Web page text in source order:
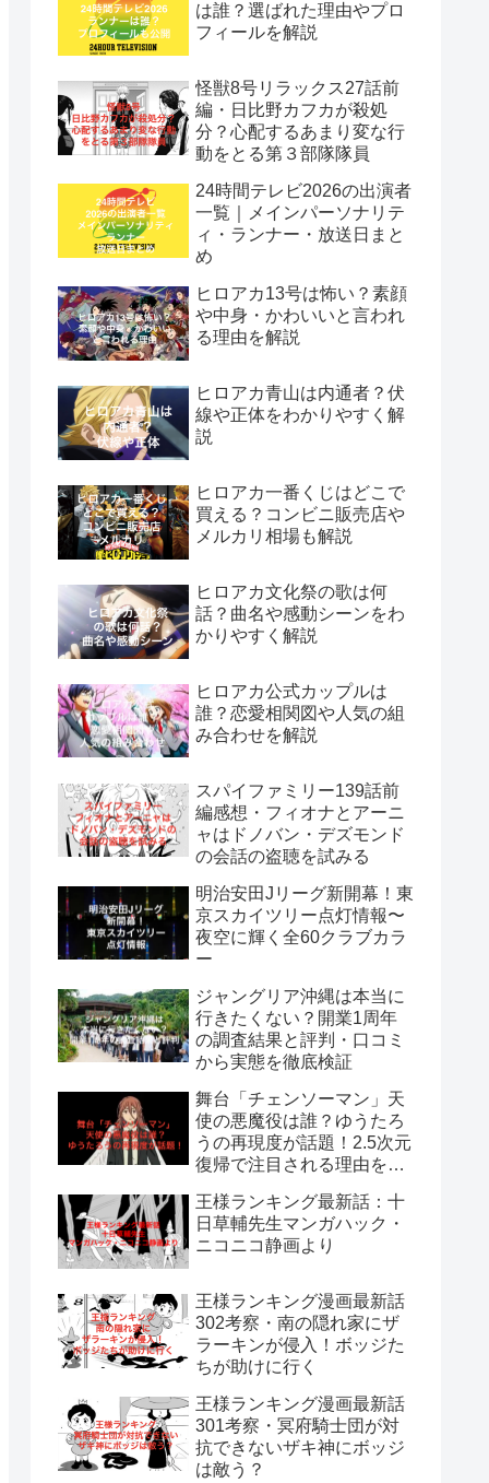
は誰？選ばれた理由やプロ
フィールを解説
怪獣8号リラックス27話前
編・日比野カフカが殺処
分？心配するあまり変な行
動をとる第３部隊隊員
24時間テレビ2026の出演者
一覧｜メインパーソナリテ
ィ・ランナー・放送日まと
め
ヒロアカ13号は怖い？素顔
や中身・かわいいと言われ
る理由を解説
ヒロアカ青山は内通者？伏
線や正体をわかりやすく解
説
ヒロアカ一番くじはどこで
買える？コンビニ販売店や
メルカリ相場も解説
ヒロアカ文化祭の歌は何
話？曲名や感動シーンをわ
かりやすく解説
ヒロアカ公式カップルは
誰？恋愛相関図や人気の組
み合わせを解説
スパイファミリー139話前
編感想・フィオナとアーニ
ャはドノバン・デズモンド
の会話の盗聴を試みる
明治安田Jリーグ新開幕！東
京スカイツリー点灯情報〜
夜空に輝く全60クラブカラ
ー
ジャングリア沖縄は本当に
行きたくない？開業1周年
の調査結果と評判・口コミ
から実態を徹底検証
舞台「チェンソーマン」天
使の悪魔役は誰？ゆうたろ
うの再現度が話題！2.5次元
復帰で注目される理由を解
王様ランキング最新話：十
日草輔先生マンガハック・
ニコニコ静画より
王様ランキング漫画最新話
302考察・南の隠れ家にザ
ラーキンが侵入！ボッジた
ちが助けに行く
王様ランキング漫画最新話
301考察・冥府騎士団が対
抗できないザキ神にボッジ
は敵う？